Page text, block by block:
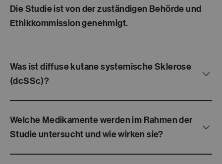
Die Studie ist von der zuständigen Behörde und
Ethikkommission genehmigt.
Was ist diffuse kutane systemische Sklerose
(dcSSc)?
Welche Medikamente werden im Rahmen der
Studie untersucht und wie wirken sie?